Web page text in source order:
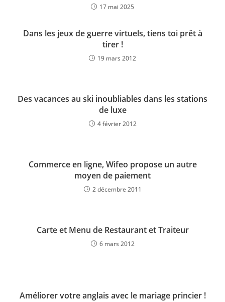
17 mai 2025
Dans les jeux de guerre virtuels, tiens toi prêt à
tirer !
19 mars 2012
Des vacances au ski inoubliables dans les stations
de luxe
4 février 2012
Commerce en ligne, Wifeo propose un autre
moyen de paiement
2 décembre 2011
Carte et Menu de Restaurant et Traiteur
6 mars 2012
Améliorer votre anglais avec le mariage princier !